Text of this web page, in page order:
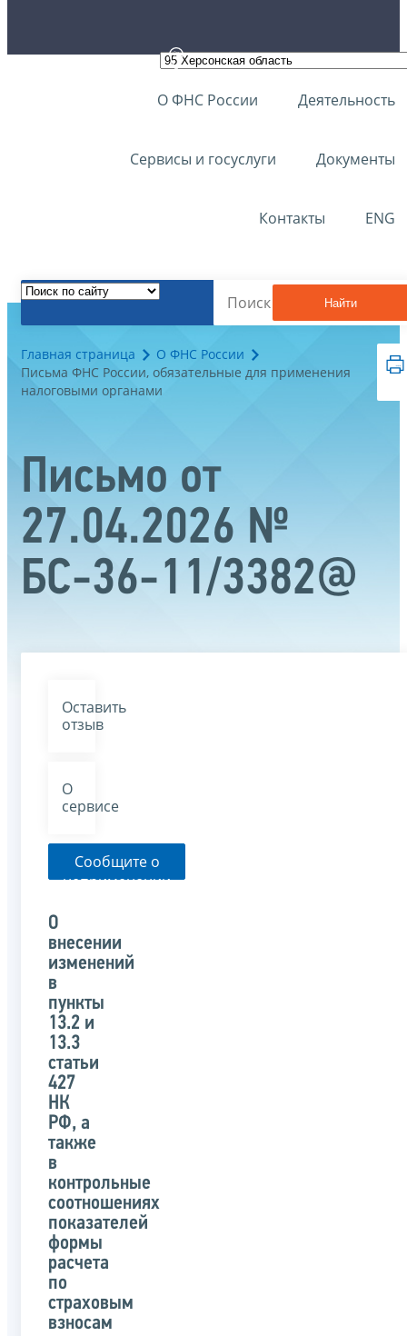
О ФНС России Деятельность
Сервисы и госуслуги Документы
Контакты ENG
Найти
Главная страница
О ФНС России
Письма ФНС России, обязательные для применения
налоговыми органами
Письмо от
27.04.2026 №
БС-36-11/3382@
Оставить
отзыв
О
сервисе
Сообщите о
неприменении
указанного
письма
О
внесении
изменений
в
пункты
13.2 и
13.3
статьи
427
НК
РФ, а
также
в
контрольные
соотношениях
показателей
формы
расчета
по
страховым
взносам